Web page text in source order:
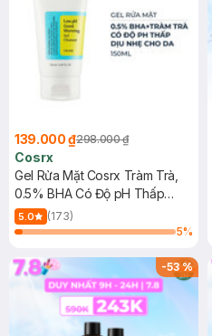
139.000 ₫298.000 ₫
Cosrx
Gel Rửa Mặt Cosrx Tràm Trà,
0.5% BHA Có Độ pH Thấp
150ml
5.0
(173)
5%
-53%